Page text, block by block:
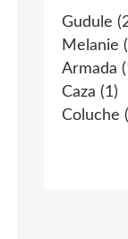
Gudule
Melanie
Armada
Caza (1)
Coluche